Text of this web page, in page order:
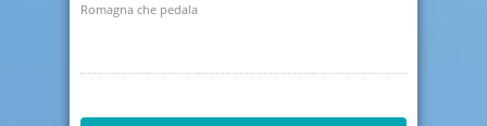
Romagna che pedala